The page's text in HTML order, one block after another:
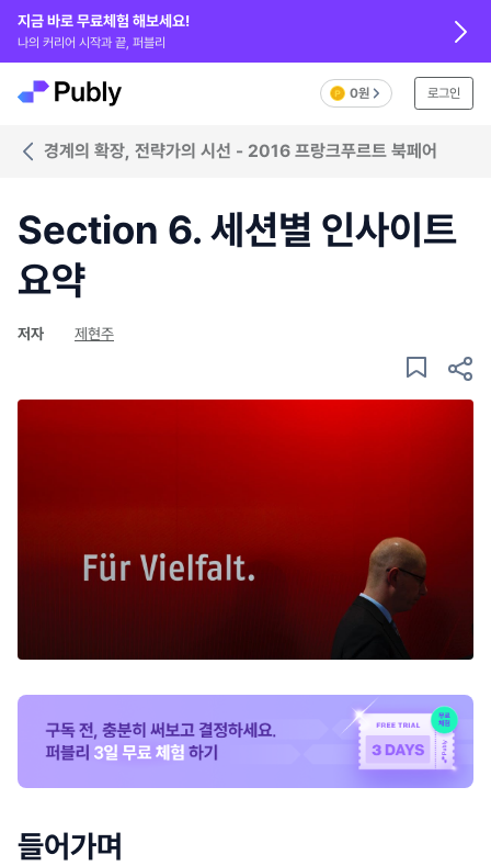
지금 바로 무료체험 해보세요!
나의 커리어 시작과 끝, 퍼블리
0원 로그인
경계의 확장, 전략가의 시선 - 2016 프랑크푸르트 북페어
Section 6. 세션별 인사이트
요약
저자 제현주
들어가며